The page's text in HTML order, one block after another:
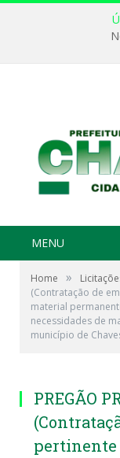
MENU
Home »
(Contratação de
material
necessidades de
município de
PREGÃO
pertinente